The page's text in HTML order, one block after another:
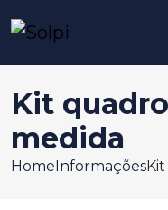
Kit
medida
HomeInformações